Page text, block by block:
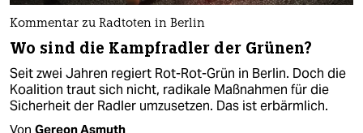
Kommentar zu Radtoten in Berlin
Wo sind die Kampfradler der Grünen?
Seit zwei Jahren regiert Rot-Rot-Grün in Berlin. Doch die
Koalition traut sich nicht, radikale Maßnahmen für die
Sicherheit der Radler umzusetzen. Das ist erbärmlich.
Von Gereon Asmuth